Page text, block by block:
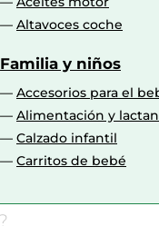
Altavoces coche
Familia y niños
Accesorios para el
Alimentación y
Calzado infantil
Carritos de bebé